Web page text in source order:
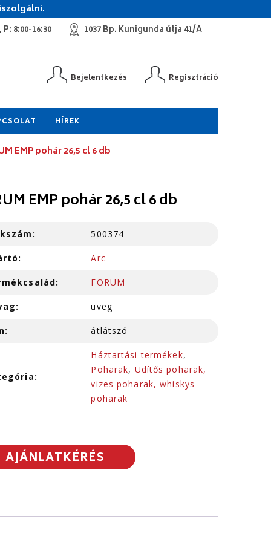
8:00-16:30 1037 Bp. Kunigunda útja 41/A
Bejelentkezés Regisztráció
HÍREK
EMP pohár 26,5 cl 6 db
EMP pohár 26,5 cl 6 db
500374
Arc
FORUM
üveg
átlátszó
Háztartási termékek,
Poharak, Üdítős poharak,
vizes poharak, whiskys
poharak
AJÁNLATKÉRÉS